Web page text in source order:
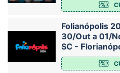
Folianópolis
30/Out a 01/
SC -